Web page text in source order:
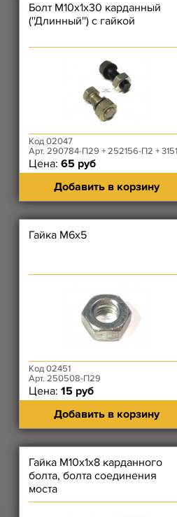
Болт М10х1х30 карданный
(''Длинный'') с гайкой
Код 02047
Арт. 290784-П29 + 252156-П2 + 3151-20-2401059-10
Цена: 65 руб
Добавить в корзину
Гайка М6х5
Код 02451
Арт. 250508-П29
Цена: 15 руб
Добавить в корзину
Гайка М10х1х8 карданного
болта, болта соединения
моста